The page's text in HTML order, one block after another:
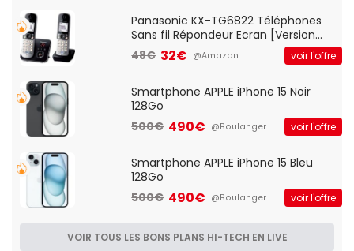
Panasonic KX-TG6822 Téléphones
Sans fil Répondeur Ecran [Version
Française]
48€ 32€ @Amazon voir l'offre
Smartphone APPLE iPhone 15 Noir
128Go
500€ 490€ @Boulanger voir l'offre
Smartphone APPLE iPhone 15 Bleu
128Go
500€ 490€ @Boulanger voir l'offre
VOIR TOUS LES BONS PLANS HI-TECH EN LIVE